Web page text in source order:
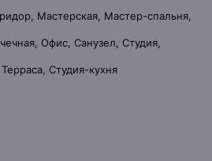
Мастерская, Мастер-спальня,
Офис, Санузел, Студия,
Студия-кухня